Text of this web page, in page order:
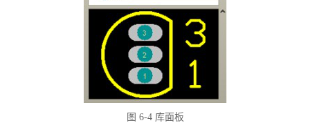
图 6-4 库面板